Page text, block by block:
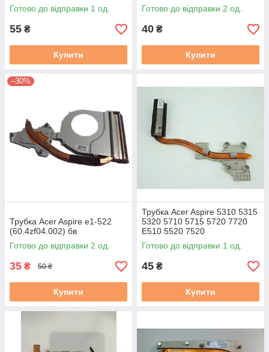
Готово до відправки 1 од.
55 ₴
Купити
Готово до відправки 2 од.
40 ₴
Купити
–30%
Трубка Acer Aspire e1-522
(60.4zf04.002) бв
Готово до відправки 2 од.
35 ₴ 50 ₴
Купити
Трубка Acer Aspire 5310 5315
5320 5710 5715 5720 7720
E510 5520 7520
(AT01O000600) б/в
Готово до відправки 1 од.
45 ₴
Купити